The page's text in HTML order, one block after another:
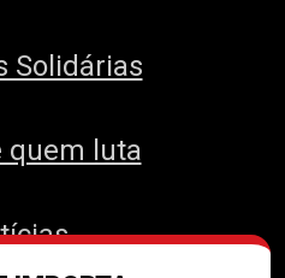
Solidárias
quem luta